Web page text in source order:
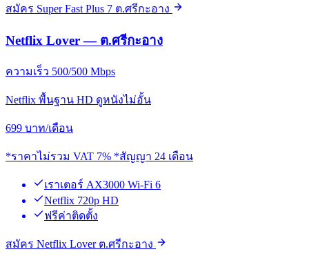
สมัคร Super Fast Plus 7 ต.ศรีกะอาง
Netflix Lover — ต.ศรีกะอาง
ความเร็ว 500/500 Mbps
Netflix พื้นฐาน HD ดูหนังไม่อั้น
699 บาท/เดือน
*ราคาไม่รวม VAT 7% *สัญญา 24 เดือน
เราเตอร์ AX3000 Wi-Fi 6
Netflix 720p HD
ฟรีค่าติดตั้ง
สมัคร Netflix Lover ต.ศรีกะอาง